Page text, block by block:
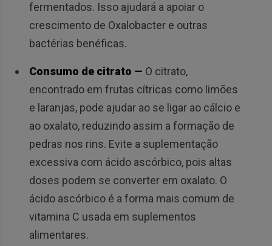
fermentados. Isso ajudará a apoiar o
crescimento de Oxalobacter e outras
bactérias benéficas.
Consumo de citrato — O citrato,
encontrado em frutas cítricas como limões
e laranjas, pode ajudar ao se ligar ao cálcio e
ao oxalato, reduzindo assim a formação de
pedras nos rins. Evite a suplementação
excessiva com ácido ascórbico, pois altas
doses podem se converter em oxalato. O
ácido ascórbico é a forma mais comum de
vitamina C usada em suplementos
alimentares.